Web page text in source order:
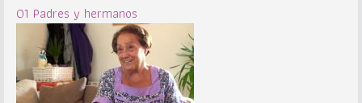
01 Padres y hermanos